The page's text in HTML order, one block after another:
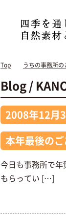
Top うちの事務所の
Blog /
2008年12月
本年最後の
今日も事務所で
もらってい […]